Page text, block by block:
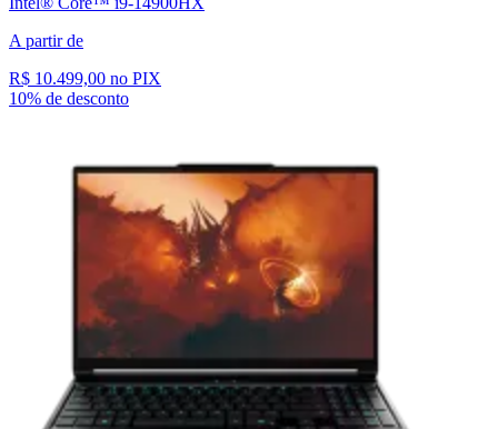
A partir de
R$ 10.499,00 no PIX
10% de desconto